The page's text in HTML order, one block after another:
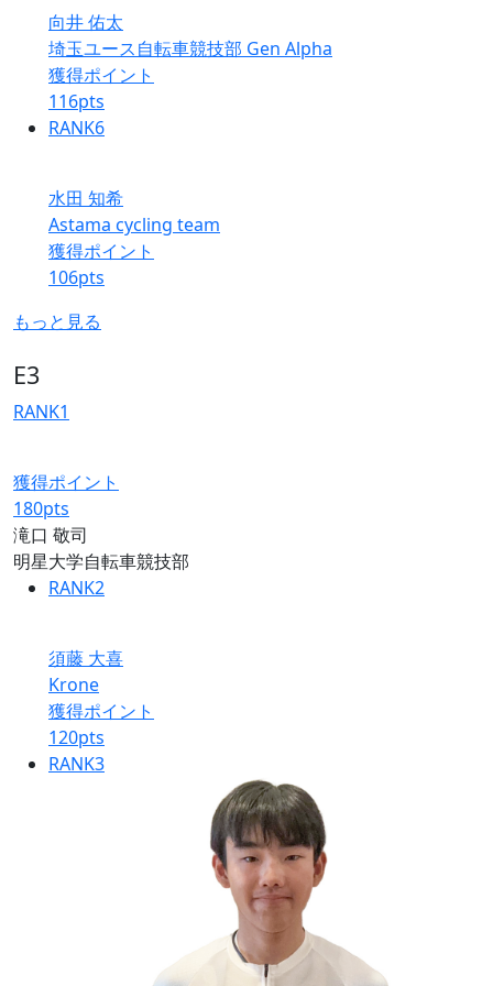
向井 佑太
埼玉ユース自転車競技部 Gen Alpha
獲得ポイント
116pts
RANK6
水田 知希
Astama cycling team
獲得ポイント
106pts
もっと見る
E3
RANK1
獲得ポイント
180pts
滝口 敬司
明星大学自転車競技部
RANK2
須藤 大喜
Krone
獲得ポイント
120pts
RANK3